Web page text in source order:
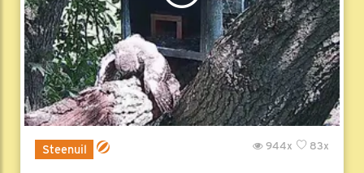
Steenuil 83x
944x